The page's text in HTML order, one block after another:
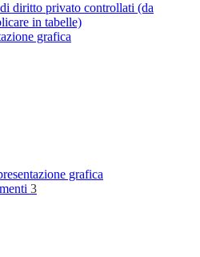
diritto privato controllati (da
in tabelle)
grafica
grafica
3